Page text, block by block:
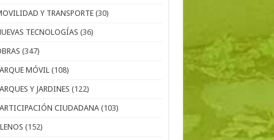
Y TRANSPORTE (30)
TECNOLOGÍAS (36)
(347)
MÓVIL (108)
Y JARDINES (122)
CIUDADANA (103)
(152)